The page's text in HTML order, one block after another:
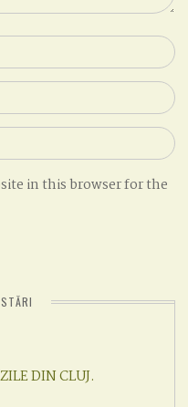
in this browser for the
DIN CLUJ.